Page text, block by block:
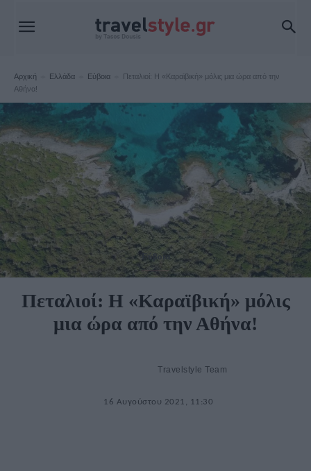
Αρχική Ελλάδα Εύβοια
Πεταλιοί: Η «Καραϊβική» μόλις μια ώρα από την
Αθήνα!
Εύβοια
Πεταλιοί: Η «Καραϊβική» μόλις
μια ώρα από την Αθήνα!
Travelstyle Team
16 Αυγούστου 2021, 11:30